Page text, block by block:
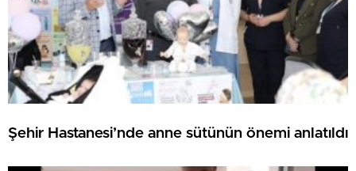
Şehir Hastanesi’nde anne sütünün önemi anlatıldı